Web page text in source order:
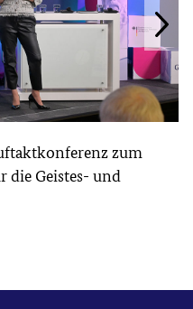
zum
die Geistes- und